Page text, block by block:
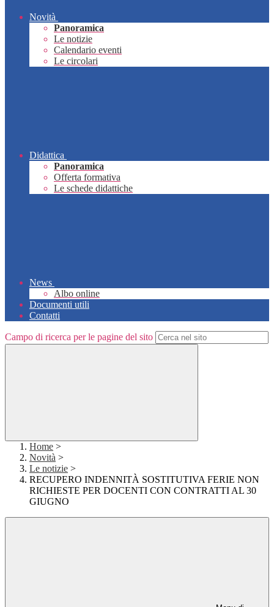
Novità
Panoramica
Le notizie
Calendario eventi
Le circolari
Didattica
Panoramica
Offerta formativa
Le schede didattiche
News
Albo online
Documenti utili
Contatti
Campo di ricerca per le pagine del sito
Home >
Novità >
Le notizie >
RECUPERO INDENNITÀ SOSTITUTIVA FERIE NON
RICHIESTE PER DOCENTI CON CONTRATTI AL 30
GIUGNO